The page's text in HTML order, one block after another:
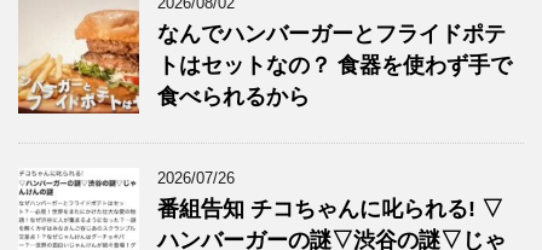
なんでハンバーガーとフライドポテ
トはセットなの？ 食器を使わず手で
食べられるから
2026/07/26
番組告知 チコちゃんに叱られる! ▽
ハンバーガーの謎▽渋谷の謎▽じゃ